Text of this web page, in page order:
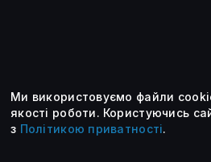
©2014 —
Усі опубліковані матеріали
передруковувати їх тільки після
Ми використовуємо файли
якості роботи. Користуючись
з Політикою приватності.